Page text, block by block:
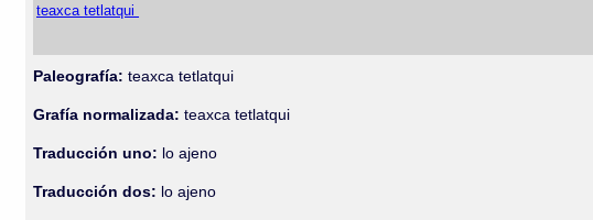
teaxca tetlatqui
Paleografía: teaxca tetlatqui
Grafía normalizada: teaxca tetlatqui
Traducción uno: lo ajeno
Traducción dos: lo ajeno